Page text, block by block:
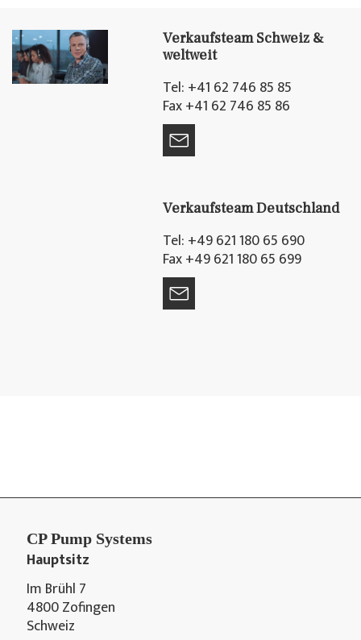
Verkaufsteam Schweiz &
weltweit
Tel: +41 62 746 85 85
Fax +41 62 746 85 86
Verkaufsteam Deutschland
Tel: +49 621 180 65 690
Fax +49 621 180 65 699
CP Pump Systems
Hauptsitz
Im Brühl 7
4800 Zofingen
Schweiz